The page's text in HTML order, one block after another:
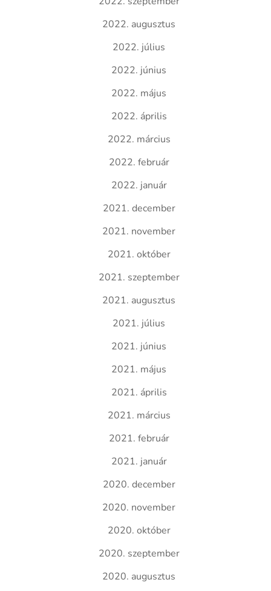
2022. augusztus
2022. július
2022. június
2022. május
2022. április
2022. március
2022. február
2022. január
2021. december
2021. november
2021. október
2021. szeptember
2021. augusztus
2021. július
2021. június
2021. május
2021. április
2021. március
2021. február
2021. január
2020. december
2020. november
2020. október
2020. szeptember
2020. augusztus